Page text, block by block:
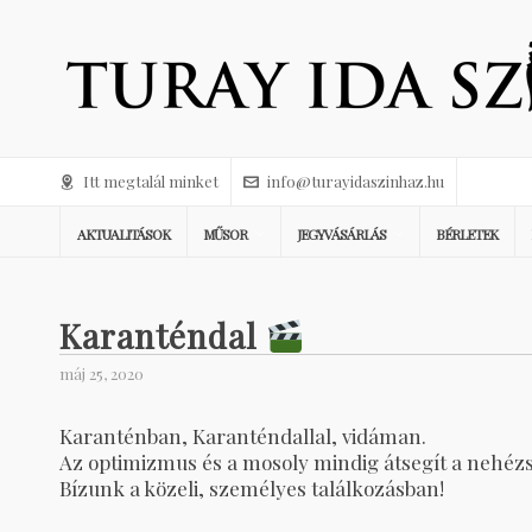
Itt megtalál minket info@turayidaszinhaz.hu
AKTUALITÁSOK MŰSOR JEGYVÁSÁRLÁS BÉRLETEK
Karanténdal
máj 25, 2020
Karanténban, Karanténdallal, vidáman.
Az optimizmus és a mosoly mindig átsegít a
Bízunk a közeli, személyes találkozásban!